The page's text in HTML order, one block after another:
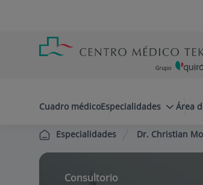
cabecera
Cuadro médicoEspecialidades Área
Especialidades Dr. Christian
Consultorio